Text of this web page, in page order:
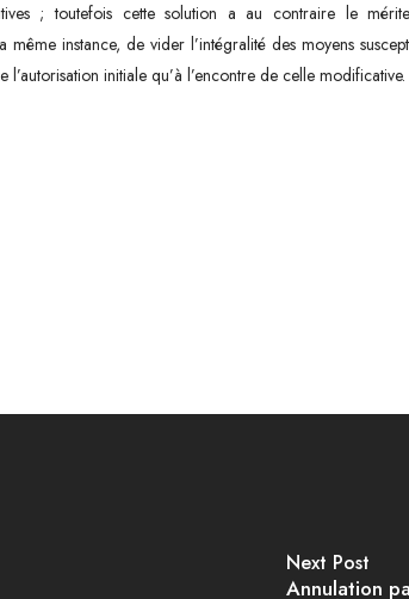
; toutefois cette solution a au contraire le
même instance, de vider l’intégralité des moyens
l’autorisation initiale qu’à l’encontre de celle modificative.
Next Post
Annulation